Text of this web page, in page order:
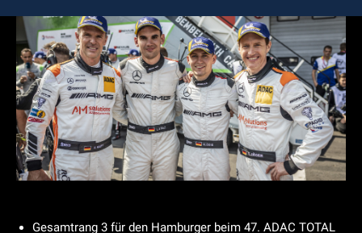
Gesamtrang 3 für den Hamburger beim 47. ADAC TOTAL